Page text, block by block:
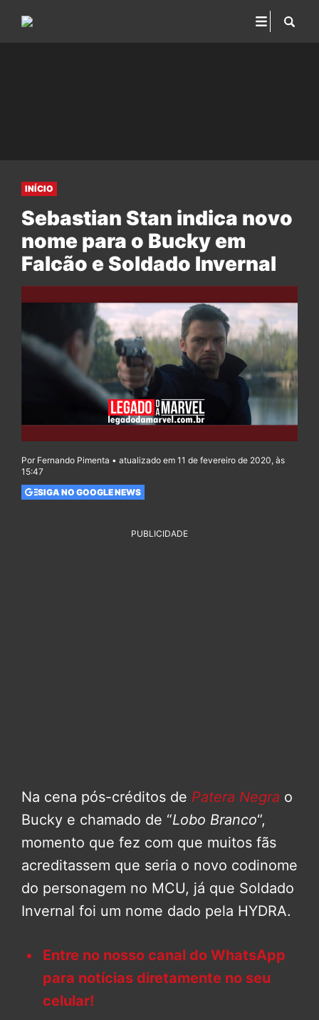
INÍCIO
Sebastian Stan indica novo
nome para o Bucky em
Falcão e Soldado Invernal
Por Fernando Pimenta • atualizado em 11 de fevereiro de 2020, às
15:47
SIGA NO GOOGLE NEWS
PUBLICIDADE
Na cena pós-créditos de Patera Negra o
Bucky e chamado de “Lobo Branco“,
momento que fez com que muitos fãs
acreditassem que seria o novo codinome
do personagem no MCU, já que Soldado
Invernal foi um nome dado pela HYDRA.
Entre no nosso canal do WhatsApp
para notícias diretamente no seu
celular!